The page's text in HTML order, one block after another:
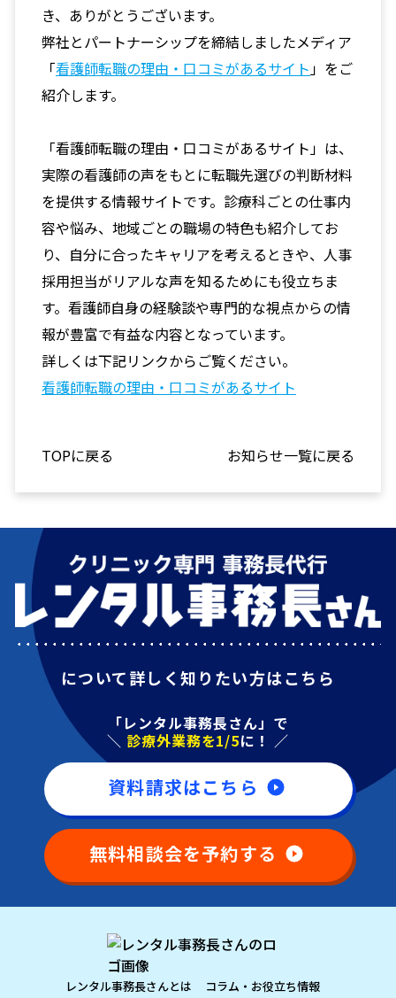
き、ありがとうございます。
弊社とパートナーシップを締結しましたメディア
「看護師転職の理由・口コミがあるサイト」をご
紹介します。
「看護師転職の理由・口コミがあるサイト」は、
実際の看護師の声をもとに転職先選びの判断材料
を提供する情報サイトです。診療科ごとの仕事内
容や悩み、地域ごとの職場の特色も紹介してお
り、自分に合ったキャリアを考えるときや、人事
採用担当がリアルな声を知るためにも役立ちま
す。看護師自身の経験談や専門的な視点からの情
報が豊富で有益な内容となっています。
詳しくは下記リンクからご覧ください。
看護師転職の理由・口コミがあるサイト
TOPに戻る お知らせ一覧に戻る
について詳しく知りたい方はこちら
「レンタル事務長さん」で
＼ 診療外業務を1/5に！ ／
資料請求はこちら
無料相談会を予約する
レンタル事務長さんとは コラム・お役立ち情報